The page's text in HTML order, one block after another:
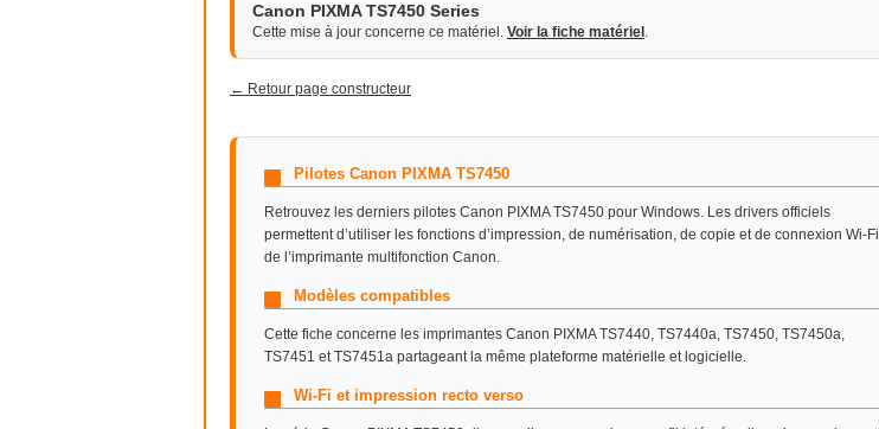
Canon PIXMA TS7450 Series
Cette mise à jour concerne ce matériel. Voir la fiche matériel .
← Retour page constructeur
Pilotes Canon PIXMA TS7450
Retrouvez les derniers pilotes Canon PIXMA TS7450 pour Windows. Les drivers officiels
permettent d’utiliser les fonctions d’impression, de numérisation, de copie et de connexion Wi-Fi
de l’imprimante multifonction Canon.
Modèles compatibles
Cette fiche concerne les imprimantes Canon PIXMA TS7440, TS7440a, TS7450, TS7450a,
TS7451 et TS7451a partageant la même plateforme matérielle et logicielle.
Wi-Fi et impression recto verso